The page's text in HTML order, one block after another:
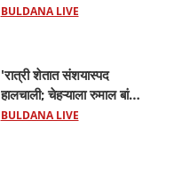
तरण्याबांड मुलानेच वडिलांच्या
घटना...बापाची पोराविरुद्ध
तक्रार
BULDANA LIVE
'रात्री शेतात संशयास्पद
हालचाली; चेहऱ्याला रुमाल बांधून
फिरणाऱ्या तरुणाला पोलिसांनी
BULDANA LIVE